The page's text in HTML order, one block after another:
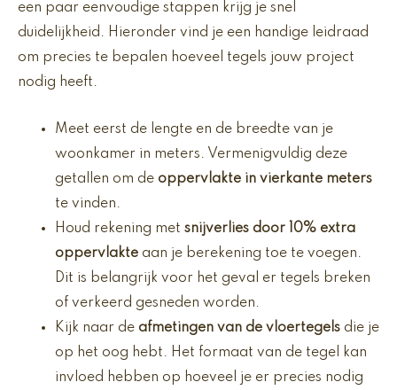
een paar eenvoudige stappen krijg je snel
duidelijkheid. Hieronder vind je een handige leidraad
om precies te bepalen hoeveel tegels jouw project
nodig heeft.
Meet eerst de lengte en de breedte van je
woonkamer in meters. Vermenigvuldig deze
getallen om de oppervlakte in vierkante meters
te vinden.
Houd rekening met snijverlies door 10% extra
oppervlakte aan je berekening toe te voegen.
Dit is belangrijk voor het geval er tegels breken
of verkeerd gesneden worden.
Kijk naar de afmetingen van de vloertegels die je
op het oog hebt. Het formaat van de tegel kan
invloed hebben op hoeveel je er precies nodig